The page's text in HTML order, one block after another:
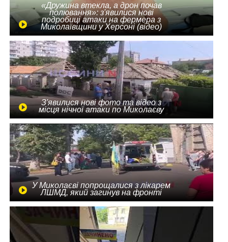
«Дружина втекла, а дрон почав
полювання»: з'явилися нові
подробиці атаки на фермера з
Миколаївщини у Херсоні (відео)
З'явилися нові фото та відео з
місця нічної атаки по Миколаєву
У Миколаєві попрощалися з лікарем
ЛШМД, який загинув на фронті